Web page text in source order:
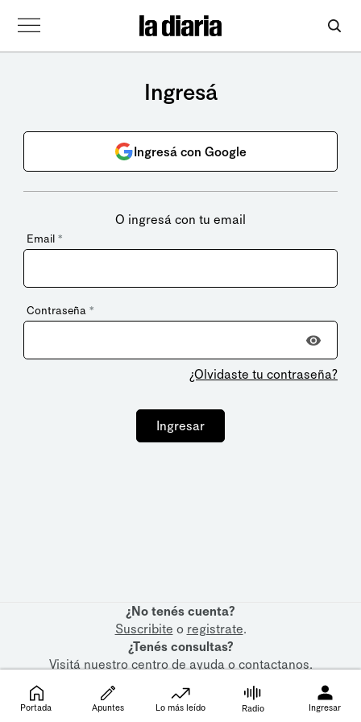
Ingresá
Ingresá con Google
O ingresá con tu email
Email *
Contraseña *
¿Olvidaste tu contraseña?
Ingresar
¿No tenés cuenta?
Suscribite o registrate.
¿Tenés consultas?
Visitá nuestrocentro de ayudaocontactanos.
Portada Apuntes Lo más leído Radio Ingresar